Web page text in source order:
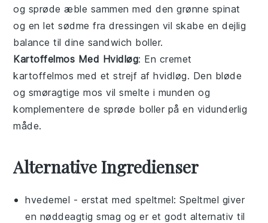
og sprøde æble sammen med den grønne spinat
og en let sødme fra dressingen vil skabe en dejlig
balance til dine sandwich boller.
Kartoffelmos Med Hvidløg: En cremet
kartoffelmos med et strejf afhvidløg. Den bløde
og smøragtige mos vil smelte i munden og
komplementere de sprøde boller på en vidunderlig
måde.
Alternative Ingredienser
hvedemel - erstat medspeltmel: Speltmel giver
en nøddeagtig smag og er et godt alternativ til